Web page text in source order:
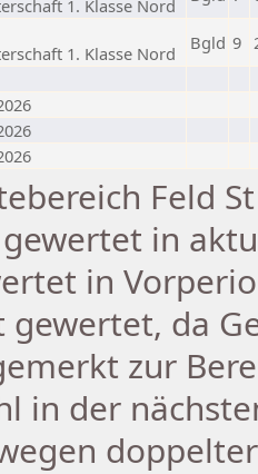
1. Klasse Nord
1. Klasse Nord
Bgld 9
Feld
in
in
gewertet, da
zur
in der